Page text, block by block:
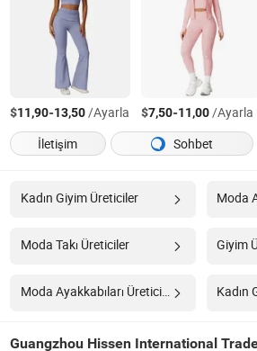
$11,90-13,50/Ayarla $7,50-11,00/Ayarla
İletişim
Sohbet
Kadın Giyim Üreticiler
Moda Takı Üreticiler Giyim
Moda Ayakkabıları Üreticiler Kadın